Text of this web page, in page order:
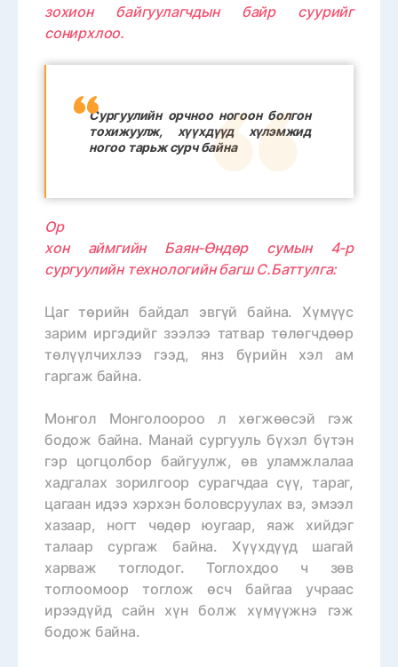
зохион байгуулагчдын байр суурийг
сонирхлоо.
Сургуулийн орчноо ногоон болгон
тохижуулж, хүүхдүүд хүлэмжид
ногоо тарьж сурч байна
Ор
хон аймгийн Баян-Өндөр сумын 4-р
сургуулийн технологийн багш С.Баттулга:
Цаг төрийн байдал эвгүй байна. Хүмүүс
зарим иргэдийг зээлээ татвар төлөгчдөөр
төлүүлчихлээ гээд, янз бүрийн хэл ам
гаргаж байна.
Монгол Монголоороо л хөгжөөсэй гэж
бодож байна. Манай сургууль бүхэл бүтэн
гэр цогцолбор байгуулж, өв уламжлалаа
хадгалах зорилгоор сурагчдаа сүү, тараг,
цагаан идээ хэрхэн боловсруулах вэ, эмээл
хазаар, ногт чөдөр юугаар, яаж хийдэг
талаар сургаж байна. Хүүхдүүд шагай
харваж тоглодог. Тоглохдоо ч зөв
тоглоомоор тоглож өсч байгаа учраас
ирээдүйд сайн хүн болж хүмүүжнэ гэж
бодож байна.